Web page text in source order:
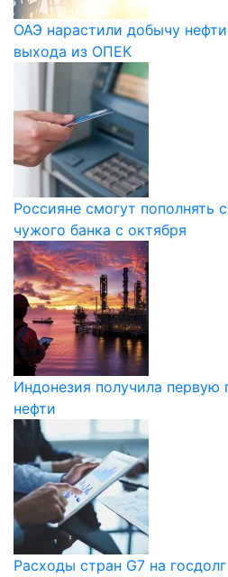
ОАЭ нарастили добычу
выхода из ОПЕК
Россияне смогут пополнять
чужого банка с октября
Индонезия получила первую
нефти
Расходы стран G7 на